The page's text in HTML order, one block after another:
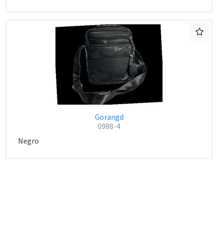
Gorangd
0988-4
Negro